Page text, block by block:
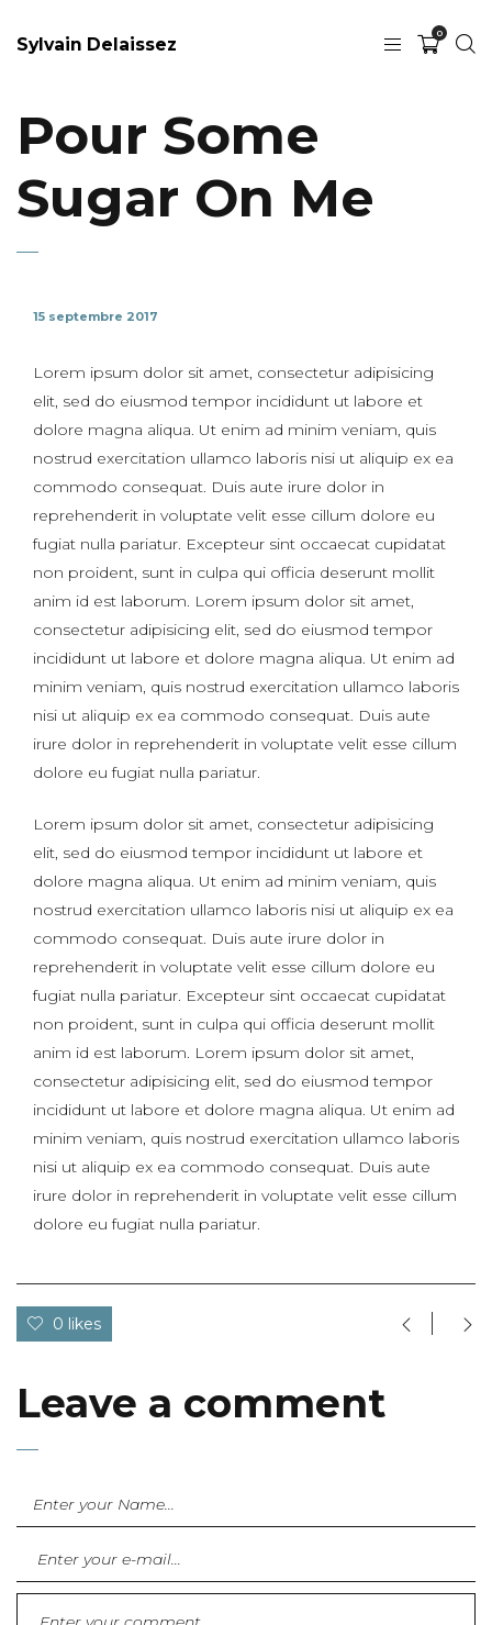
Sylvain Delaissez
0
Pour Some
Sugar On Me
15 septembre 2017
Lorem ipsum dolor sit amet, consectetur adipisicing
elit, sed do eiusmod tempor incididunt ut labore et
dolore magna aliqua. Ut enim ad minim veniam, quis
nostrud exercitation ullamco laboris nisi ut aliquip ex ea
commodo consequat. Duis aute irure dolor in
reprehenderit in voluptate velit esse cillum dolore eu
fugiat nulla pariatur. Excepteur sint occaecat cupidatat
non proident, sunt in culpa qui officia deserunt mollit
anim id est laborum. Lorem ipsum dolor sit amet,
consectetur adipisicing elit, sed do eiusmod tempor
incididunt ut labore et dolore magna aliqua. Ut enim ad
minim veniam, quis nostrud exercitation ullamco laboris
nisi ut aliquip ex ea commodo consequat. Duis aute
irure dolor in reprehenderit in voluptate velit esse cillum
dolore eu fugiat nulla pariatur.
Lorem ipsum dolor sit amet, consectetur adipisicing
elit, sed do eiusmod tempor incididunt ut labore et
dolore magna aliqua. Ut enim ad minim veniam, quis
nostrud exercitation ullamco laboris nisi ut aliquip ex ea
commodo consequat. Duis aute irure dolor in
reprehenderit in voluptate velit esse cillum dolore eu
fugiat nulla pariatur. Excepteur sint occaecat cupidatat
non proident, sunt in culpa qui officia deserunt mollit
anim id est laborum. Lorem ipsum dolor sit amet,
consectetur adipisicing elit, sed do eiusmod tempor
incididunt ut labore et dolore magna aliqua. Ut enim ad
minim veniam, quis nostrud exercitation ullamco laboris
nisi ut aliquip ex ea commodo consequat. Duis aute
irure dolor in reprehenderit in voluptate velit esse cillum
dolore eu fugiat nulla pariatur.
0 likes
Leave a comment